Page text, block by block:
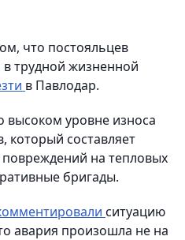
что постояльцев
трудной жизненной
в Павлодар.
уровне износа
который составляет
повреждений на тепловых
бригады.
ситуацию
авария произошла не на